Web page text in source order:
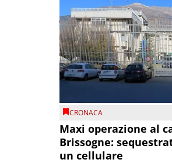
CRONACA
Maxi operazione al
Brissogne:
un cellulare